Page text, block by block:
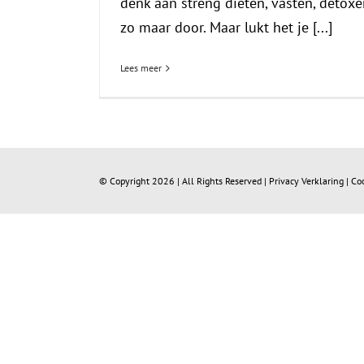
zo maar door. Maar lukt het je [...]
Lees meer
© Copyright 2026 | All Rights Reserved | Privacy Verklaring |